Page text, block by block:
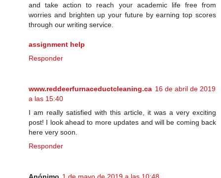
and take action to reach your academic life free from
worries and brighten up your future by earning top scores
through our writing service.
assignment help
Responder
www.reddeerfurnaceductcleaning.ca 16 de abril de 2019
a las 15:40
I am really satisfied with this article, it was a very exciting
post! I look ahead to more updates and will be coming back
here very soon.
Responder